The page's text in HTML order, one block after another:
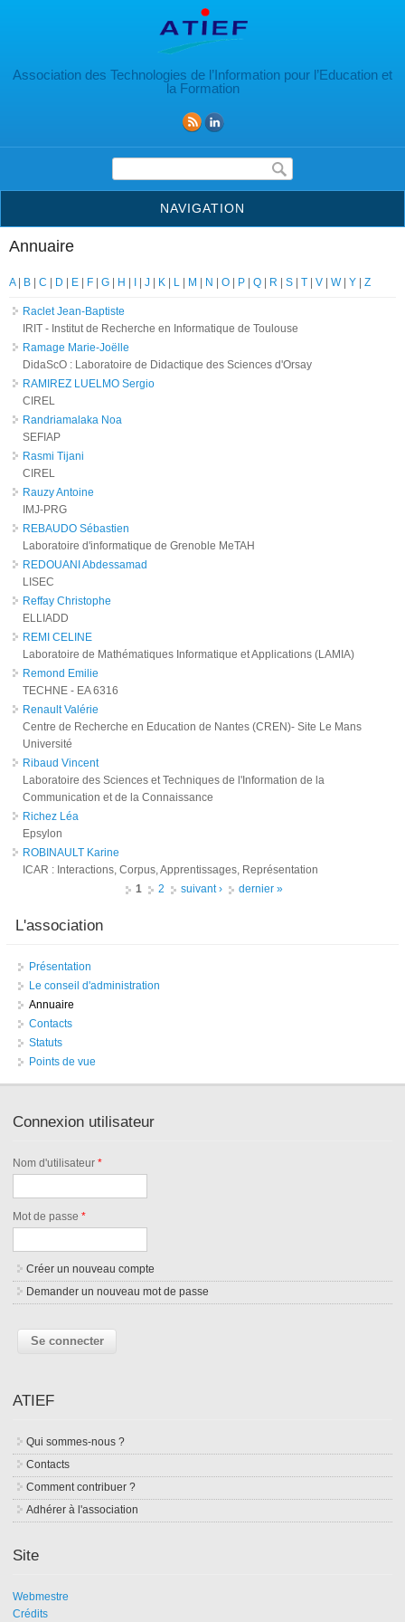
Association des Technologies de l’Information pour l’Education et
la Formation
Formulaire de recherche
NAVIGATION
Annuaire
A | B | C | D | E | F | G | H | I | J | K | L | M | N | O | P | Q | R | S | T | V | W | Y | Z
Raclet Jean-Baptiste
IRIT - Institut de Recherche en Informatique de Toulouse
Ramage Marie-Joëlle
DidaScO : Laboratoire de Didactique des Sciences d'Orsay
RAMIREZ LUELMO Sergio
CIREL
Randriamalaka Noa
SEFIAP
Rasmi Tijani
CIREL
Rauzy Antoine
IMJ-PRG
REBAUDO Sébastien
Laboratoire d'informatique de Grenoble MeTAH
REDOUANI Abdessamad
LISEC
Reffay Christophe
ELLIADD
REMI CELINE
Laboratoire de Mathématiques Informatique et Applications (LAMIA)
Remond Emilie
TECHNE - EA 6316
Renault Valérie
Centre de Recherche en Education de Nantes (CREN)- Site Le Mans
Université
Ribaud Vincent
Laboratoire des Sciences et Techniques de l'Information de la
Communication et de la Connaissance
Richez Léa
Epsylon
ROBINAULT Karine
ICAR : Interactions, Corpus, Apprentissages, Représentation
1 2 suivant › dernier »
L'association
Présentation
Le conseil d'administration
Annuaire
Contacts
Statuts
Points de vue
Connexion utilisateur
Nom d'utilisateur*
Mot de passe*
Créer un nouveau compte
Demander un nouveau mot de passe
ATIEF
Qui sommes-nous ?
Contacts
Comment contribuer ?
Adhérer à l'association
Site
Webmestre
Crédits